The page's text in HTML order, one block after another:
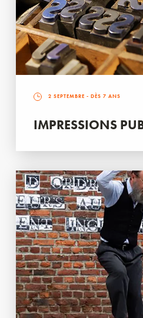
2 SEPTEMBRE - DÈS 7 ANS
IMPRESSIONS